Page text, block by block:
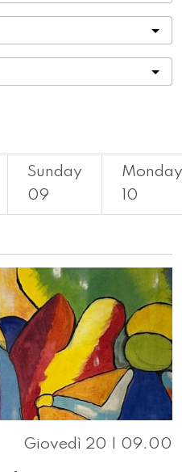
Sunday
09
Monday
10
Giovedì 20 | 09.00